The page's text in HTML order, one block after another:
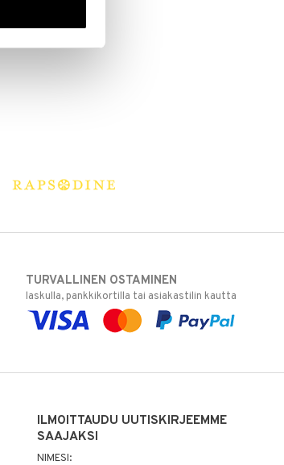
TURVALLINEN OSTAMINEN
laskulla, pankkikortilla tai asiakastilin kautta
ILMOITTAUDU UUTISKIRJEEMME
SAAJAKSI
NIMESI: